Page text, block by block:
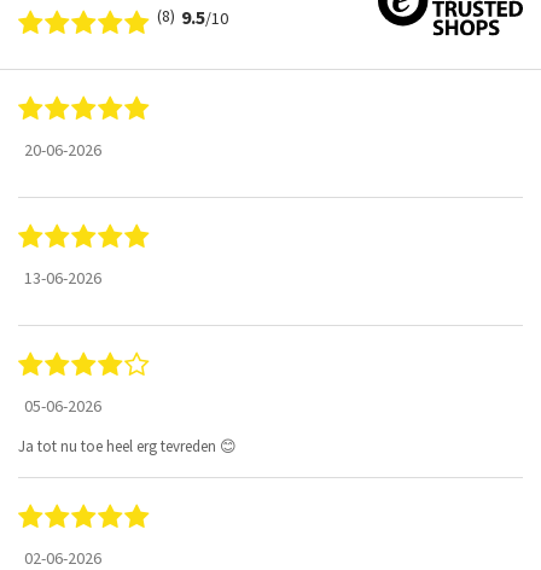
(8) 9.5/10
20-06-2026
13-06-2026
05-06-2026
Ja tot nu toe heel erg tevreden 😊
02-06-2026